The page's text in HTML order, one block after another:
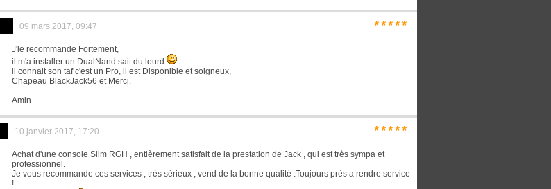
09 mars 2017, 09:47 *****
J'le recommande Fortement,
il m'a installer un DualNand sait du lourd
il connait son taf c'est un Pro, il est Disponible et soigneux,
Chapeau BlackJack56 et Merci.
Amin
10 janvier 2017, 17:20 *****
Achat d'une console Slim RGH , entièrement satisfait de la prestation de Jack , qui est très sympa et
professionnel.
Je vous recommande ces services , très sérieux , vend de la bonne qualité .Toujours près a rendre service
!